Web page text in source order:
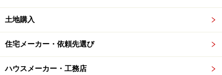
土地購入
住宅メーカー・依頼先選び
ハウスメーカー・工務店